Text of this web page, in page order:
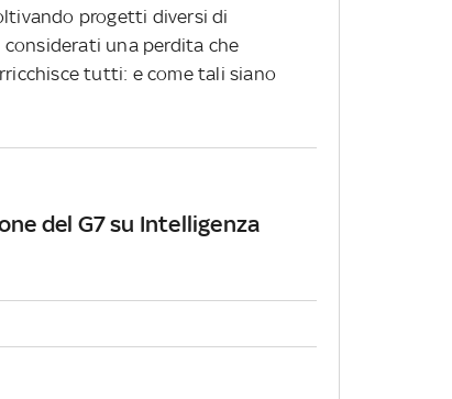
progetti diversi di
una perdita che
tutti: e come tali siano
del G7 su Intelligenza